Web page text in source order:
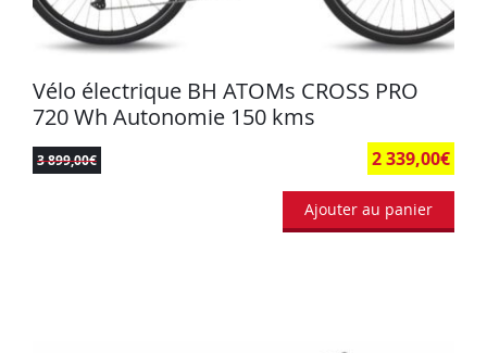
Vélo électrique BH ATOMs CROSS PRO
720 Wh Autonomie 150 kms
3 899,00€ 2 339,00€
Ajouter au panier